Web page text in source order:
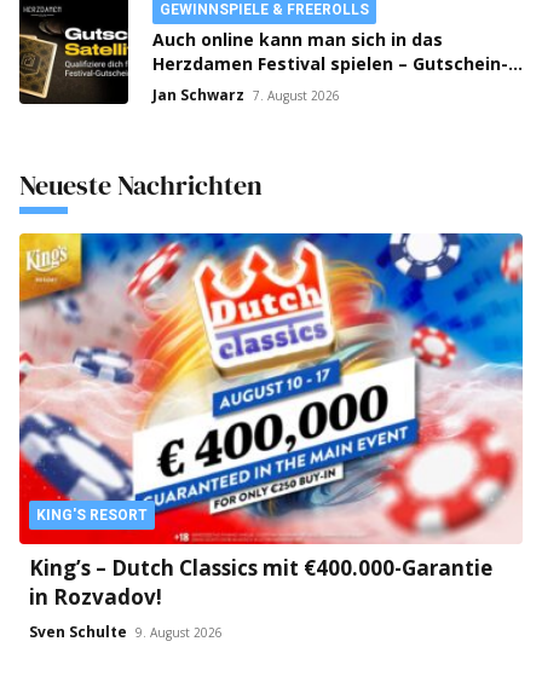
GEWINNSPIELE & FREEROLLS
Auch online kann man sich in das
Herzdamen Festival spielen – Gutschein-
Satellites laufen auf bwin Poker!
Jan Schwarz 7. August 2026
Neueste Nachrichten
KING'S RESORT
King’s – Dutch Classics mit €400.000-Garantie
in Rozvadov!
Sven Schulte 9. August 2026